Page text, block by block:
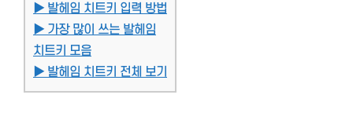
▶ 발헤임 치트키 입력 방법
▶ 가장 많이 쓰는 발헤임
치트키 모음
▶ 발헤임 치트키 전체 보기